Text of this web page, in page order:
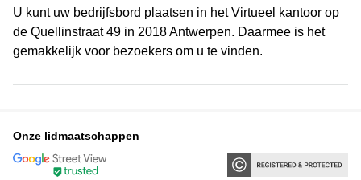
U kunt uw bedrijfsbord plaatsen in het Virtueel kantoor op
de Quellinstraat 49 in 2018 Antwerpen. Daarmee is het
gemakkelijk voor bezoekers om u te vinden.
Onze lidmaatschappen